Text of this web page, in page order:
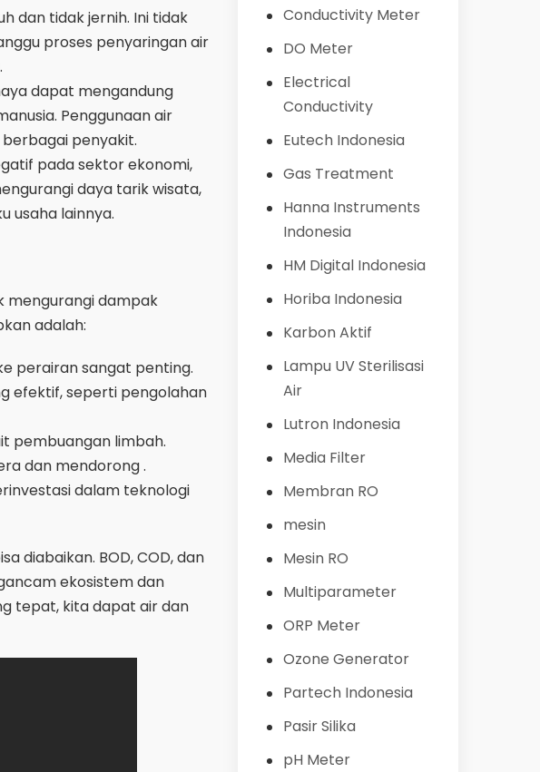
dan tidak jernih. Ini tidak
proses penyaringan air
dapat mengandung
Penggunaan air
penyakit.
pada sektor ekonomi,
daya tarik wisata,
usaha lainnya.
mengurangi dampak
adalah:
perairan sangat penting.
efektif, seperti pengolahan
pembuangan limbah.
dan mendorong .
dalam teknologi
diabaikan. BOD, COD, dan
ekosistem dan
tepat, kita dapat air dan
Conductivity Meter
DO Meter
Electrical
Conductivity
Eutech Indonesia
Gas Treatment
Hanna Instruments
Indonesia
HM Digital Indonesia
Horiba Indonesia
Karbon Aktif
Lampu UV Sterilisasi
Air
Lutron Indonesia
Media Filter
Membran RO
mesin
Mesin RO
Multiparameter
ORP Meter
Ozone Generator
Partech Indonesia
Pasir Silika
pH Meter